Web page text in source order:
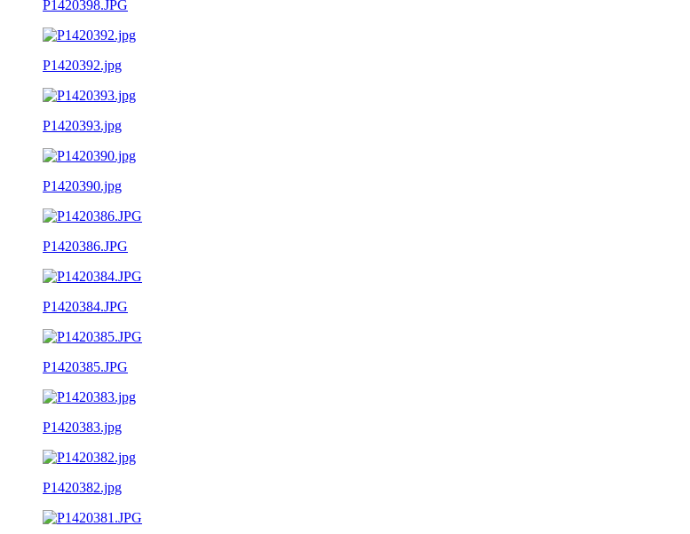
P1420398.JPG
P1420392.jpg
P1420393.jpg
P1420390.jpg
P1420386.JPG
P1420384.JPG
P1420385.JPG
P1420383.jpg
P1420382.jpg